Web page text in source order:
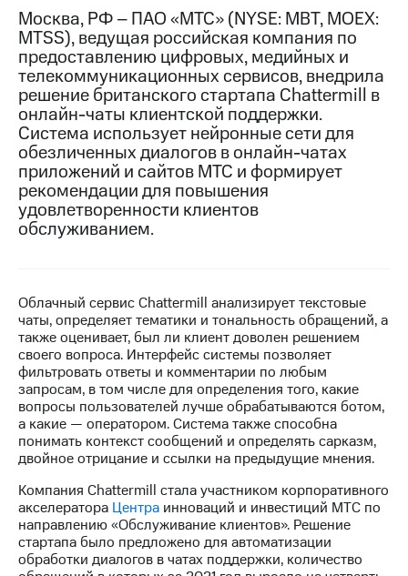
Контакты
Медиа-центр
Пресс-
релизы
МТС
о технологиях
Достижения
Интервью
Финансовая
Новости
в
регионе
и акционерам
Корпоративное
управление
Корпоративный
секретарь
Раскрытие
информации
Информация
акционерам
Документы
Москва, РФ – ПАО «МТС» (NYSE: MBT, MOEX:
MTSS), ведущая российская компания по
предоставлению цифровых, медийных и
телекоммуникационных сервисов, внедрила
решение британского стартапа Chattermill в
онлайн-чаты клиентской поддержки.
Система использует нейронные сети для
обезличенных диалогов в онлайн-чатах
приложений и сайтов МТС и формирует
рекомендации для повышения
удовлетворенности клиентов
обслуживанием.
Облачный сервис Chattermill анализирует текстовые
чаты, определяет тематики и тональность обращений, а
также оценивает, был ли клиент доволен решением
своего вопроса. Интерфейс системы позволяет
фильтровать ответы и комментарии по любым
запросам, в том числе для определения того, какие
вопросы пользователей лучше обрабатываются ботом,
а какие — оператором. Система также способна
понимать контекст сообщений и определять сарказм,
двойное отрицание и ссылки на предыдущие мнения.
Компания Chattermill стала участником корпоративного
акселератора Центра инноваций и инвестиций МТС по
направлению «Обслуживание клиентов». Решение
стартапа было предложено для автоматизации
обработки диалогов в чатах поддержки, количество